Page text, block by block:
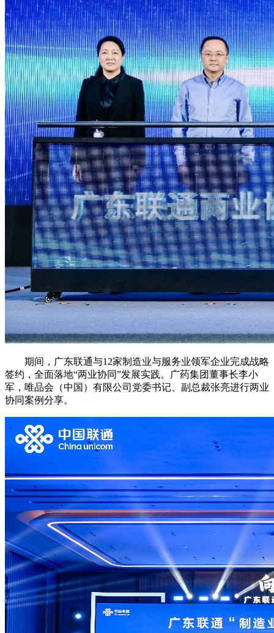
期间，广东联通与12家制造业与服务业领军企业完成战略
签约，全面落地“两业协同”发展实践。广药集团董事长李小
军，唯品会（中国）有限公司党委书记、副总裁张亮进行两业
协同案例分享。